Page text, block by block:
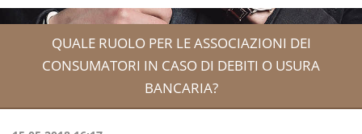
QUALE RUOLO PER LE ASSOCIAZIONI DEI
CONSUMATORI IN CASO DI DEBITI O USURA
BANCARIA?